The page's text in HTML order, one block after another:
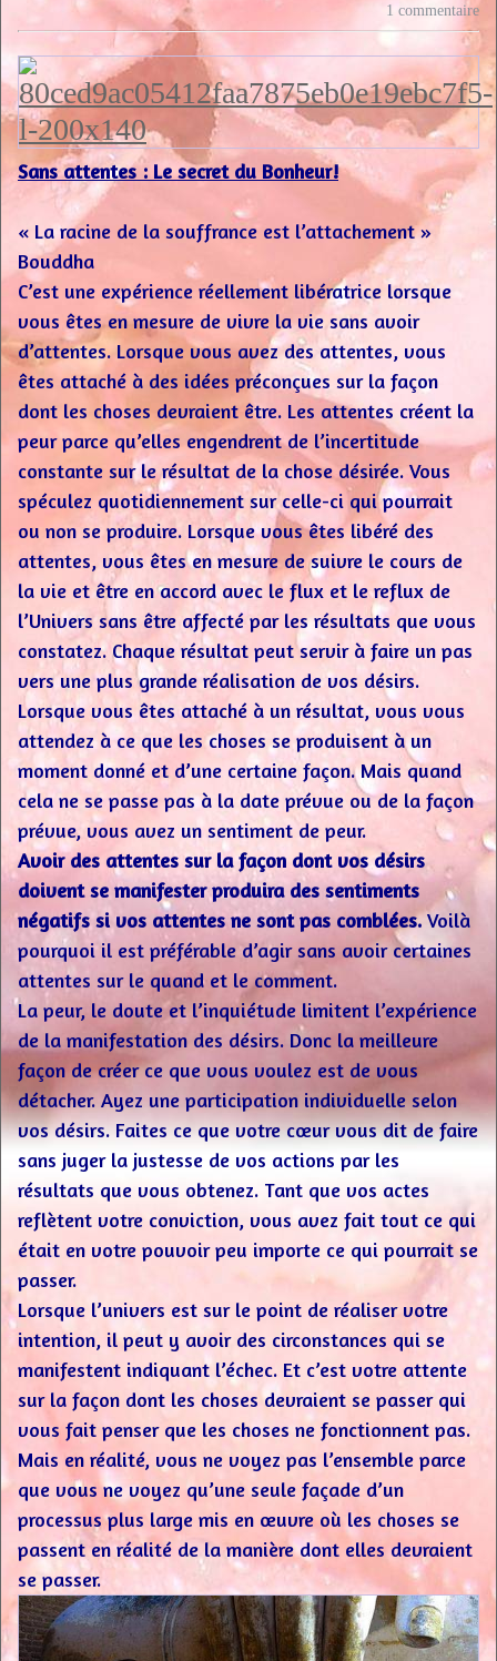
1 commentaire
Sans attentes : Le secret du Bonheur!
« La racine de la souffrance est l’attachement »
Bouddha
C’est une expérience réellement libératrice lorsque
vous êtes en mesure de vivre la vie sans avoir
d’attentes. Lorsque vous avez des attentes, vous
êtes attaché à des idées préconçues sur la façon
dont les choses devraient être. Les attentes créent la
peur parce qu’elles engendrent de l’incertitude
constante sur le résultat de la chose désirée. Vous
spéculez quotidiennement sur celle-ci qui pourrait
ou non se produire. Lorsque vous êtes libéré des
attentes, vous êtes en mesure de suivre le cours de
la vie et être en accord avec le flux et le reflux de
l’Univers sans être affecté par les résultats que vous
constatez. Chaque résultat peut servir à faire un pas
vers une plus grande réalisation de vos désirs.
Lorsque vous êtes attaché à un résultat, vous vous
attendez à ce que les choses se produisent à un
moment donné et d’une certaine façon. Mais quand
cela ne se passe pas à la date prévue ou de la façon
prévue, vous avez un sentiment de peur.
Avoir des attentes sur la façon dont vos désirs
doivent se manifester produira des sentiments
négatifs si vos attentes ne sont pas comblées.Voilà
pourquoi il est préférable d’agir sans avoir certaines
attentes sur le quand et le comment.
La peur, le doute et l’inquiétude limitent l’expérience
de la manifestation des désirs. Donc la meilleure
façon de créer ce que vous voulez est de vous
détacher. Ayez une participation individuelle selon
vos désirs. Faites ce que votre cœur vous dit de faire
sans juger la justesse de vos actions par les
résultats que vous obtenez. Tant que vos actes
reflètent votre conviction, vous avez fait tout ce qui
était en votre pouvoir peu importe ce qui pourrait se
passer.
Lorsque l’univers est sur le point de réaliser votre
intention, il peut y avoir des circonstances qui se
manifestent indiquant l’échec. Et c’est votre attente
sur la façon dont les choses devraient se passer qui
vous fait penser que les choses ne fonctionnent pas.
Mais en réalité, vous ne voyez pas l’ensemble parce
que vous ne voyez qu’une seule façade d’un
processus plus large mis en œuvre où les choses se
passent en réalité de la manière dont elles devraient
se passer.